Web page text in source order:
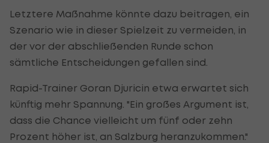
Letztere Maßnahme könnte dazu beitragen, ein
Szenario wie in dieser Spielzeit zu vermeiden, in
der vor der abschließenden Runde schon
sämtliche Entscheidungen gefallen sind.
Rapid-Trainer Goran Djuricin etwa erwartet sich
künftig mehr Spannung. "Ein großes Argument ist,
dass die Chance vielleicht um fünf oder zehn
Prozent höher ist, an Salzburg heranzukommen."